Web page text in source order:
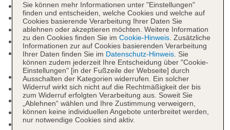
Rezeption: täglich, Geldwechsel möglich
Lift
Gartenanlage
Badetücher: gegen Gebühr, Barzahlung
Internet: WLAN/WiFi, im gesamten Hotel
(Anlage): ohne Gebühr
Wäscheservice: gegen Gebühr, Barzahlung
Zahlungsarten: TUI Card / VISA, MasterCard
Haustiere nicht erlaubt
Parkmöglichkeiten: Stellplätze, nicht überdacht
Gebäudeanzahl: 1, Etagen: 5, Zimmer: 32
Sie können mehr Informationen unter "Einstellungen"
finden und entscheiden, welche Cookies und welche auf
Cookies basierende Verarbeitung Ihrer Daten Sie
ablehnen oder akzeptieren möchten. Weitere Information
zu den Cookies finden Sie im Cookie-Hinweis. Zusätzliche
Informationen zur auf Cookies basierenden Verarbeitung
Ihrer Daten finden Sie im Datenschutz-Hinweis. Sie
können zudem jederzeit Ihre Entscheidung über "Cookie-
Einstellungen" [in der Fußzeile der Webseite] durch
Ausschalten der Kategorien widerrufen. Ein solcher
Widerruf wirkt sich nicht auf die Rechtmäßigkeit der bis
zum Widerruf erfolgten Verarbeitung aus. Soweit Sie
„Ablehnen“ wählen und Ihre Zustimmung verweigern,
können keine individuellen Angebote unterbreitet werden,
nur notwendige Cookies sind aktiv.